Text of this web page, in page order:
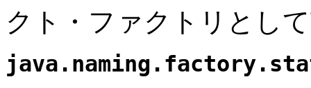
クト・ファクトリとし